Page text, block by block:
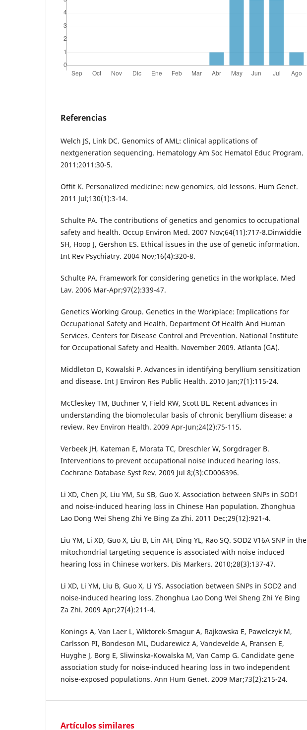
Referencias
Welch JS, Link DC. Genomics of AML: clinical applications of
nextgeneration sequencing. Hematology Am Soc Hematol Educ Program.
2011;2011:30-5.
Offit K. Personalized medicine: new genomics, old lessons. Hum Genet.
2011 Jul;130(1):3-14.
Schulte PA. The contributions of genetics and genomics to occupational
safety and health. Occup Environ Med. 2007 Nov;64(11):717-8.Dinwiddie
SH, Hoop J, Gershon ES. Ethical issues in the use of genetic information.
Int Rev Psychiatry. 2004 Nov;16(4):320-8.
Schulte PA. Framework for considering genetics in the workplace. Med
Lav. 2006 Mar-Apr;97(2):339-47.
Genetics Working Group. Genetics in the Workplace: Implications for
Occupational Safety and Health. Department Of Health And Human
Services. Centers for Disease Control and Prevention. National Institute
for Occupational Safety and Health. November 2009. Atlanta (GA).
Middleton D, Kowalski P. Advances in identifying beryllium sensitization
and disease. Int J Environ Res Public Health. 2010 Jan;7(1):115-24.
McCleskey TM, Buchner V, Field RW, Scott BL. Recent advances in
understanding the biomolecular basis of chronic beryllium disease: a
review. Rev Environ Health. 2009 Apr-Jun;24(2):75-115.
Verbeek JH, Kateman E, Morata TC, Dreschler W, Sorgdrager B.
Interventions to prevent occupational noise induced hearing loss.
Cochrane Database Syst Rev. 2009 Jul 8;(3):CD006396.
Li XD, Chen JX, Liu YM, Su SB, Guo X. Association between SNPs in SOD1
and noise-induced hearing loss in Chinese Han population. Zhonghua
Lao Dong Wei Sheng Zhi Ye Bing Za Zhi. 2011 Dec;29(12):921-4.
Liu YM, Li XD, Guo X, Liu B, Lin AH, Ding YL, Rao SQ. SOD2 V16A SNP in the
mitochondrial targeting sequence is associated with noise induced
hearing loss in Chinese workers. Dis Markers. 2010;28(3):137-47.
Li XD, Li YM, Liu B, Guo X, Li YS. Association between SNPs in SOD2 and
noise-induced hearing loss. Zhonghua Lao Dong Wei Sheng Zhi Ye Bing
Za Zhi. 2009 Apr;27(4):211-4.
Konings A, Van Laer L, Wiktorek-Smagur A, Rajkowska E, Pawelczyk M,
Carlsson PI, Bondeson ML, Dudarewicz A, Vandevelde A, Fransen E,
Huyghe J, Borg E, Sliwinska-Kowalska M, Van Camp G. Candidate gene
association study for noise-induced hearing loss in two independent
noise-exposed populations. Ann Hum Genet. 2009 Mar;73(2):215-24.
Artículos similares